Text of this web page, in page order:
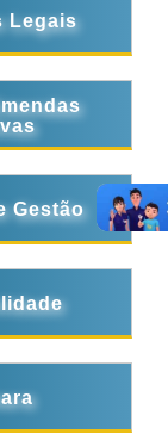
Legais
Gestão